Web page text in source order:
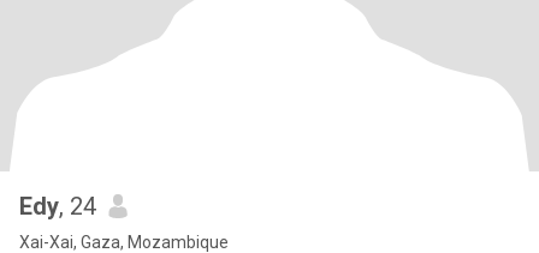
Edy, 24
Xai-Xai, Gaza, Mozambique